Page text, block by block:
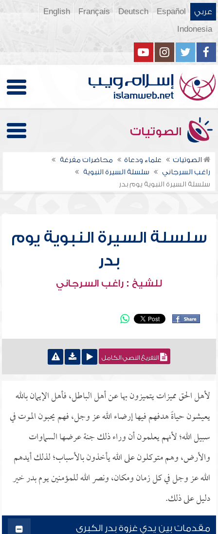
عربي Español
Deutsch
Français
English
Indonesia
الصوتيات
الصوتيات علماء ودعاة
محاضرات مفرغة
راغب السرجاني
سلسلة السيرة النبوية
سلسلة السيرة النبوية يوم بدر
سلسلة السيرة النبوية يوم
بدر
للشيخ : راغب السرجاني
التفريغ النصي الكامل
لأهل الحق مميزات يتميزون بها عن أهل الباطل، فأهل الإيمان بالله
يعيشون حياةً هدفهم فيها إرضاء الله عز وجل، فهم يحبون الموت في
سبيل الله؛ لأنهم يعلمون أن وراء ذلك جنة عرضها السماوات
والأرض، وهم متوكلون على الله يأخذون بالأسباب؛ لذلك أيدهم
الله عز وجل في كل زمان ومكان، ونصر الله للمؤمنين يوم بدر خير
دليل على ذلك.
مقدمات بين يدي غزوة بدر الكبرى